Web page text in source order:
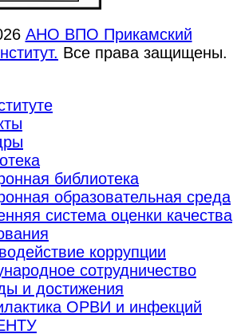
АНО ВПО Прикамский
Все права защищены.
библиотека
образовательная среда
система оценки качества
коррупции
сотрудничество
и достижения
ОРВИ и инфекций